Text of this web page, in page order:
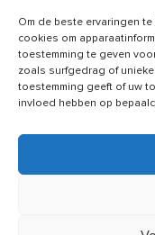
Om de beste ervaringen
cookies om
toestemming te geven
zoals surfgedrag of
toestemming geeft of uw
invloed hebben op
Heb
Nieuws van ons